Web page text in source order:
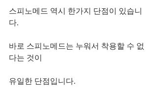
스피노메드 역시 한가지 단점이 있습니
다.
바로 스피노메드는 누워서 착용할 수 없
다는 것이
유일한 단점입니다.